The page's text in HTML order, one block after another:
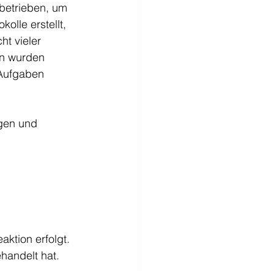
um
erstellt,
vieler
wurden
und
erfolgt.
hat.